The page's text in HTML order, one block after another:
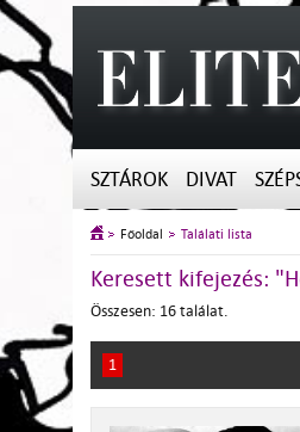
SZTÁROK DIVAT
Főoldal Találati lista
Keresett kifejezés:
Összesen: 16 találat.
1